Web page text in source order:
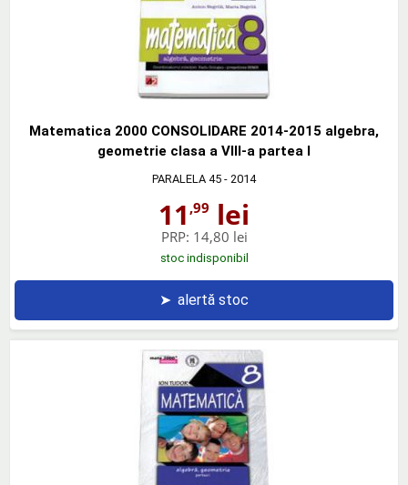
Matematica 2000 CONSOLIDARE 2014-2015 algebra,
geometrie clasa a VIII-a partea I
PARALELA 45 - 2014
11 ,99 lei
PRP: 14,80 lei
stoc indisponibil
➤ alertă stoc